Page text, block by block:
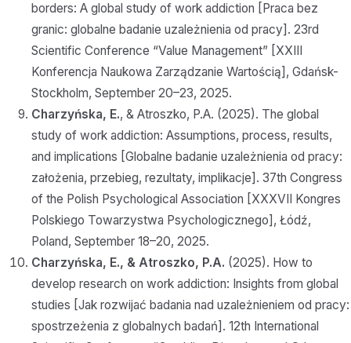
borders: A global study of work addiction [Praca bez
granic: globalne badanie uzależnienia od pracy]. 23rd
Scientific Conference “Value Management” [XXIII
Konferencja Naukowa Zarządzanie Wartością], Gdańsk-
Stockholm, September 20–23, 2025.
Charzyńska, E., & Atroszko, P.A. (2025). The global
study of work addiction: Assumptions, process, results,
and implications [Globalne badanie uzależnienia od pracy:
założenia, przebieg, rezultaty, implikacje]. 37th Congress
of the Polish Psychological Association [XXXVII Kongres
Polskiego Towarzystwa Psychologicznego], Łódź,
Poland, September 18–20, 2025.
Charzyńska, E., & Atroszko, P.A. (2025). How to
develop research on work addiction: Insights from global
studies [Jak rozwijać badania nad uzależnieniem od pracy:
spostrzeżenia z globalnych badań]. 12th International